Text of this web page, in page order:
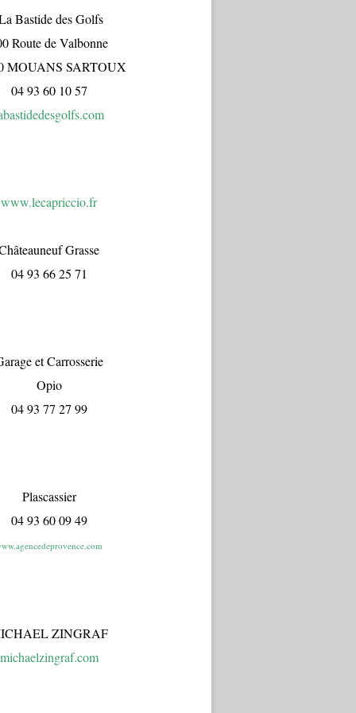
Bastide des Golfs
Route de Valbonne
MOUANS SARTOUX
04 93 60 10 57
www.lecapriccio.fr
Grasse
04 93 66 25 71
et Carrosserie
Opio
04 93 77 27 99
Plascassier
04 93 60 09 49
ZINGRAF
michaelzingraf.com